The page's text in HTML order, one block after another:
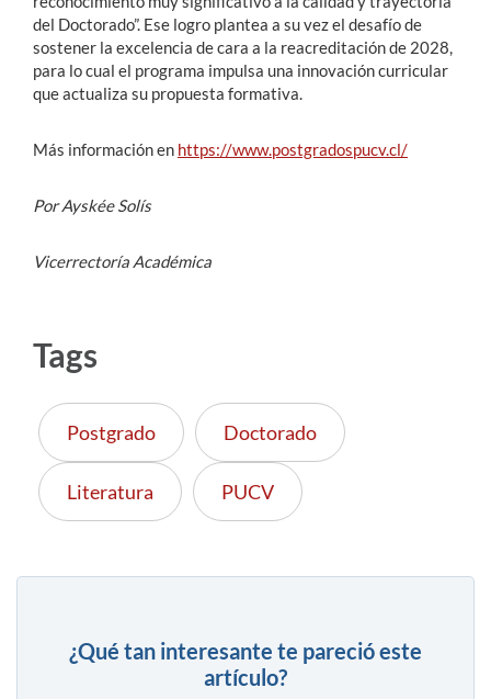
del Doctorado”. Ese logro plantea a su vez el desafío de
sostener la excelencia de cara a la reacreditación de 2028,
para lo cual el programa impulsa una innovación curricular
que actualiza su propuesta formativa.
Más información en https://www.postgradospucv.cl/
Por Ayskée Solís
Vicerrectoría Académica
Tags
Postgrado Doctorado
Literatura PUCV
¿Qué tan interesante te pareció este
artículo?